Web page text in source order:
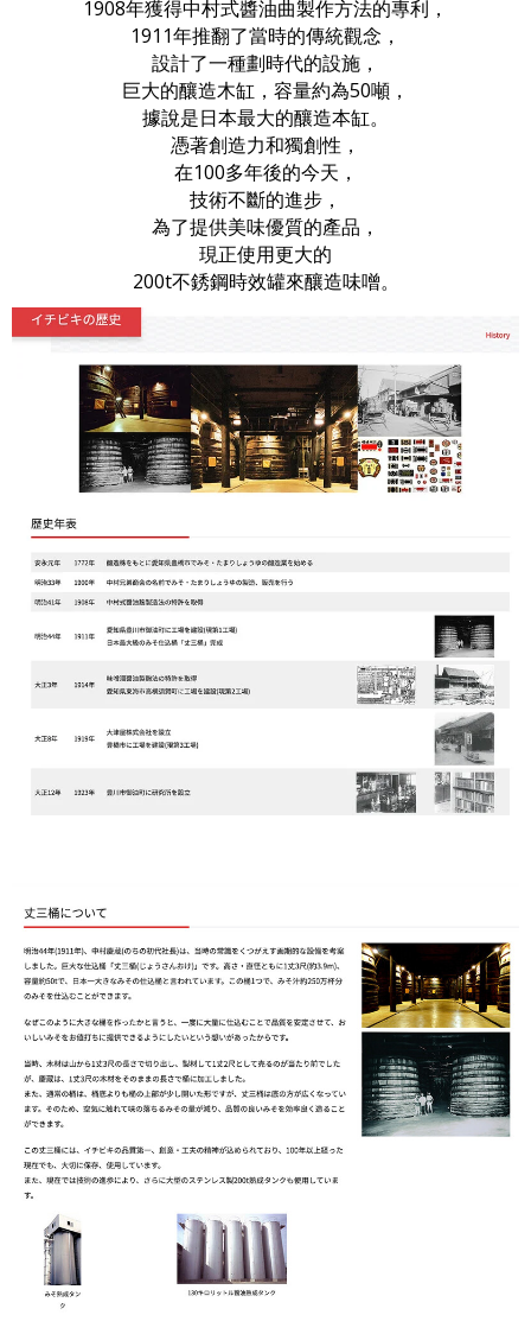
1908年獲得中村式醬油曲製作方法的專利，
1911年推翻了當時的傳統觀念，
設計了一種劃時代的設施，
巨大的釀造木缸，容量約為50噸，
據說是日本最大的釀造本缸。
憑著創造力和獨創性，
在100多年後的今天，
技術不斷的進步，
為了提供美味優質的產品，
現正使用更大的
200t不銹鋼時效罐來釀造味噌。